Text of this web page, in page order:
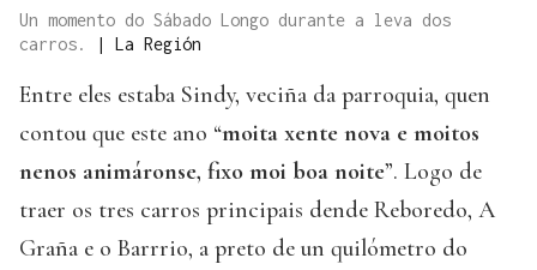
Un momento do Sábado Longo durante a leva dos
carros.
| La Región
Entre eles estaba Sindy, veciña da parroquia, quen
contou que este ano “moita xente nova e moitos
nenos animáronse, fixo moi boa noite”. Logo de
traer os tres carros principais dende Reboredo, A
Graña e o Barrrio, a preto de un quilómetro do